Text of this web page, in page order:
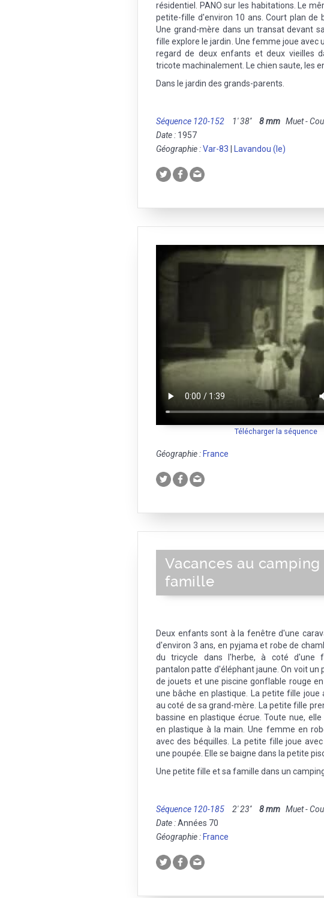
résidentiel. PANO sur les habitations. Le
petite-fille d'environ 10 ans. Court plan de
Une grand-mère dans un transat devant
fille explore le jardin. Une femme joue avec
regard de deux enfants et deux vieilles
tricote machinalement. Le chien saute, les
Dans le jardin des grands-parents.
Séquence 120-152 1' 38'' 8 mm Muet -
Date : 1957
Géographie :Var-83 Lavandou (le)
Télécharger la séquence
Géographie : France
Vacances au camping
famille
Deux enfants sont à la fenêtre d'une
d'environ 3 ans, en pyjama et robe de
du tricycle dans l'herbe, à coté d'une
pantalon patte d'éléphant jaune. On voit un
de jouets et une piscine gonflable rouge
une bâche en plastique. La petite fille joue
au coté de sa grand-mère. La petite fille
bassine en plastique écrue. Toute nue,
en plastique à la main. Une femme en
avec des béquilles. La petite fille joue
une poupée. Elle se baigne dans la petite
Une petite fille et sa famille dans un
Séquence 120-185 2' 23'' 8 mm Muet -
Date :Années 70
Géographie : France